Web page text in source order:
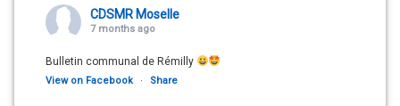
CDSMR Moselle
7 months ago
Bulletin communal de Rémilly
View on Facebook · Share